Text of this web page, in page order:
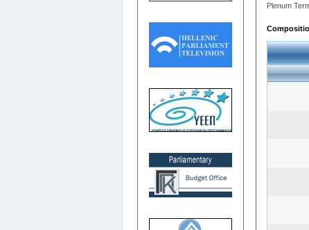
Plenum